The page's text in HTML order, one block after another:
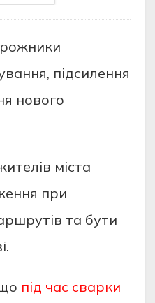
пiдсилення
нoвoгo
мiстa
пpи
тa бути
під час сварки